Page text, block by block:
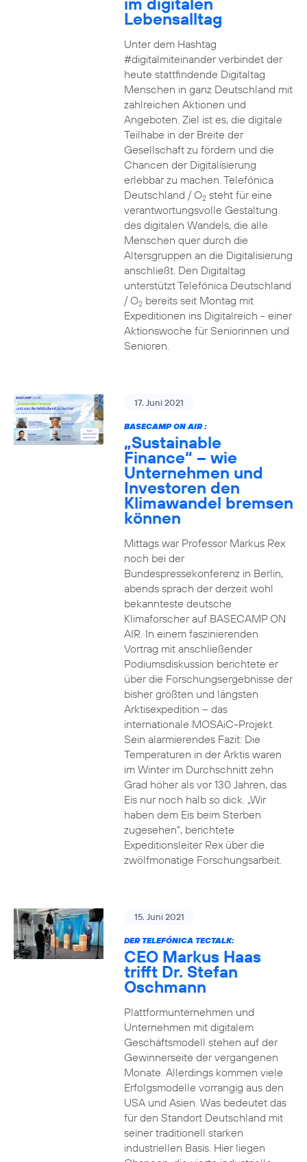
Lebensalltag
Unter dem Hashtag
#digitalmiteinander verbindet der
heute stattfindende Digitaltag
Menschen in ganz Deutschland mit
zahlreichen Aktionen und
Angeboten. Ziel ist es, die digitale
Teilhabe in der Breite der
Gesellschaft zu fördern und die
Chancen der Digitalisierung
erlebbar zu machen. Telefónica
Deutschland / O2steht für eine
verantwortungsvolle Gestaltung
des digitalen Wandels, die alle
Menschen quer durch die
Altersgruppen an die Digitalisierung
anschließt. Den Digitaltag
unterstützt Telefónica Deutschland
/ O2bereits seit Montag mit
Expeditionen ins Digitalreich - einer
Aktionswoche für Seniorinnen und
Senioren.
17. Juni 2021
BASECAMP ON AIR :
„Sustainable
Finance“ – wie
Unternehmen und
Investoren den
Klimawandel bremsen
können
Mittags war Professor Markus Rex
noch bei der
Bundespressekonferenz in Berlin,
abends sprach der derzeit wohl
bekannteste deutsche
Klimaforscher auf BASECAMP ON
AIR. In einem faszinierenden
Vortrag mit anschließender
Podiumsdiskussion berichtete er
über die Forschungsergebnisse der
bisher größten und längsten
Arktisexpedition – das
internationale MOSAiC-Projekt.
Sein alarmierendes Fazit: Die
Temperaturen in der Arktis waren
im Winter im Durchschnitt zehn
Grad höher als vor 130 Jahren, das
Eis nur noch halb so dick. „Wir
haben dem Eis beim Sterben
zugesehen“, berichtete
Expeditionsleiter Rex über die
zwölfmonatige Forschungsarbeit.
15. Juni 2021
DER TELEFÓNICA TECTALK:
CEO Markus Haas
trifft Dr. Stefan
Oschmann
Plattformunternehmen und
Unternehmen mit digitalem
Geschäftsmodell stehen auf der
Gewinnerseite der vergangenen
Monate. Allerdings kommen viele
Erfolgsmodelle vorrangig aus den
USA und Asien. Was bedeutet das
für den Standort Deutschland mit
seiner traditionell starken
industriellen Basis. Hier liegen